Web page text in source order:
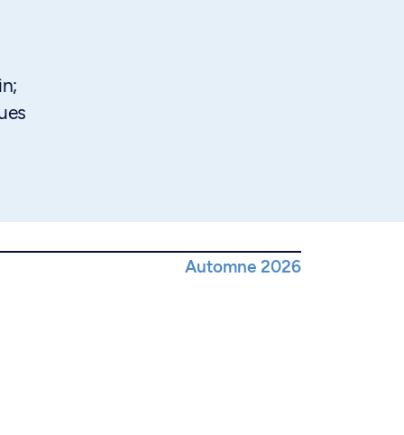
Automne 2026